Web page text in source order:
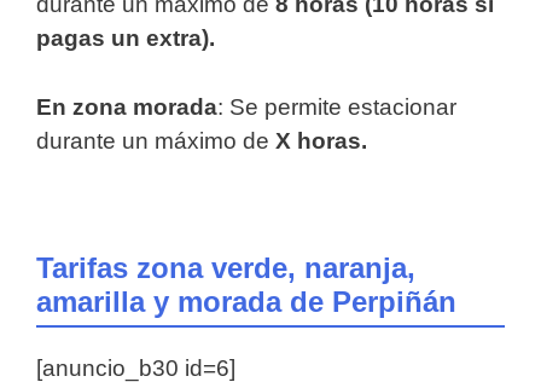
pagas un extra).
En zona morada: Se permite estacionar
durante un máximo de X horas.
Tarifas zona verde, naranja,
amarilla y morada de Perpiñán
[anuncio_b30 id=6]